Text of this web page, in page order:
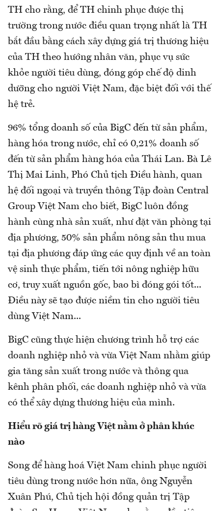
TH cho rằng, để TH chinh phục được thị
trường trong nước điều quan trọng nhất là TH
bắt đầu bằng cách xây dựng giá trị thương hiệu
của TH theo hướng nhân văn, phục vụ sức
khỏe người tiêu dùng, đóng góp chế độ dinh
dưỡng cho người Việt Nam, đặc biệt đối với thế
hệ trẻ.
96% tổng doanh số của BigC đến từ sản phẩm,
hàng hóa trong nước, chỉ có 0,21% doanh số
đến từ sản phẩm hàng hóa của Thái Lan. Bà Lê
Thị Mai Linh, Phó Chủ tịch Điều hành, quan
hệ đối ngoại và truyền thông Tập đoàn Central
Group Việt Nam cho biết, BigC luôn đồng
hành cùng nhà sản xuất, như đặt văn phòng tại
địa phương, 50% sản phẩm nông sản thu mua
tại địa phương đáp ứng các quy định về an toàn
vệ sinh thực phẩm, tiến tới nông nghiệp hữu
cơ, truy xuất nguồn gốc, bao bì đóng gói tốt...
Điều này sẽ tạo được niềm tin cho người tiêu
dùng Việt Nam...
BigC cũng thực hiện chương trình hỗ trợ các
doanh nghiệp nhỏ và vừa Việt Nam nhằm giúp
gia tăng sản xuất trong nước và thông qua
kênh phân phối, các doanh nghiệp nhỏ và vừa
có thể xây dựng thương hiệu của mình.
Hiểu rõ giá trị hàng Việt nằm ở phân khúc
nào
Song để hàng hoá Việt Nam chinh phục người
tiêu dùng trong nước hơn nữa, ông Nguyễn
Xuân Phú, Chủ tịch hội đồng quản trị Tập